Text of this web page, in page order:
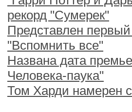
рекорд "Сумерек"
Представлен
"Вспомнить все"
Названа дата
Человека-паука"
Том Харди намерен